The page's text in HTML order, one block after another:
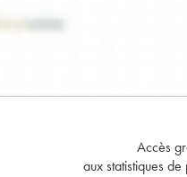
Accès
aux statistiques